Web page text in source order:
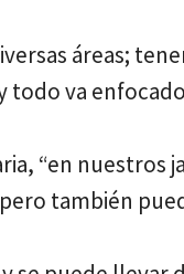
áreas;
va
“en nuestros
también